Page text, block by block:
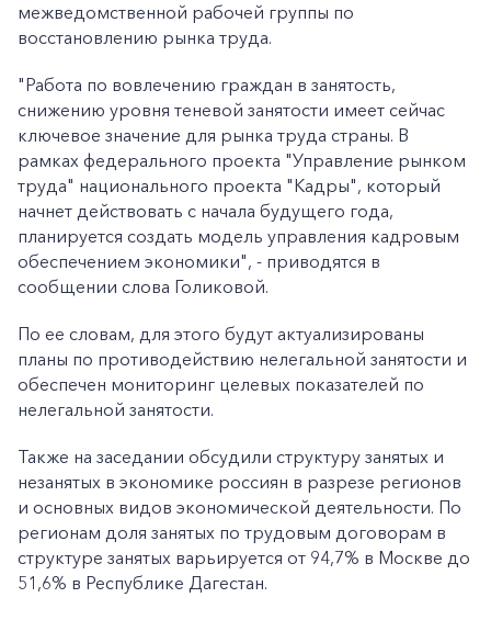
межведомственной рабочей группы по
восстановлению рынка труда.
"Работа по вовлечению граждан в занятость,
снижению уровня теневой занятости имеет сейчас
ключевое значение для рынка труда страны. В
рамках федерального проекта "Управление рынком
труда" национального проекта "Кадры", который
начнет действовать с начала будущего года,
планируется создать модель управления кадровым
обеспечением экономики", - приводятся в
сообщении слова Голиковой.
По ее словам, для этого будут актуализированы
планы по противодействию нелегальной занятости и
обеспечен мониторинг целевых показателей по
нелегальной занятости.
Также на заседании обсудили структуру занятых и
незанятых в экономике россиян в разрезе регионов
и основных видов экономической деятельности. По
регионам доля занятых по трудовым договорам в
структуре занятых варьируется от 94,7% в Москве до
51,6% в Республике Дагестан.